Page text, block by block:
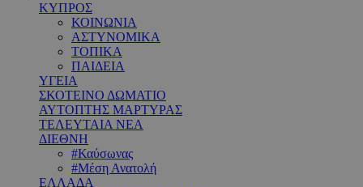
ΚΥΠΡΟΣ
ΚΟΙΝΩΝΙΑ
ΑΣΤΥΝΟΜΙΚΑ
ΤΟΠΙΚΑ
ΠΑΙΔΕΙΑ
ΥΓΕΙΑ
ΣΚΟΤΕΙΝΟ ΔΩΜΑΤΙΟ
ΑΥΤΟΠΤΗΣ ΜΑΡΤΥΡΑΣ
ΤΕΛΕΥΤΑΙΑ ΝΕΑ
ΔΙΕΘΝΗ
#Καύσωνας
#Μέση Ανατολή
ΕΛΛΑΔΑ